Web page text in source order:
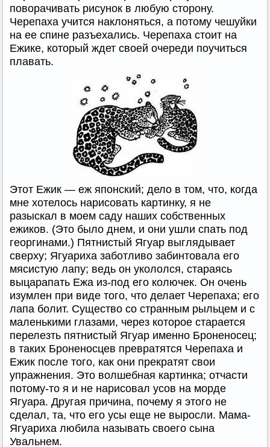
поворачивать рисунок в любую сторону.
Черепаха учится наклоняться, а потому чешуйки
на ее спине разъехались. Черепаха стоит на
Ежике, который ждет своей очереди поучиться
плавать.
Этот Ежик — еж японский; дело в том, что, когда
мне хотелось нарисовать картинку, я не
разыскал в моем саду наших собственных
ежиков. (Это было днем, и они ушли спать под
георгинами.) Пятнистый Ягуар выглядывает
сверху; Ягуариха заботливо забинтовала его
мясистую лапу; ведь он укололся, стараясь
выцарапать Ежа из-под его колючек. Он очень
изумлен при виде того, что делает Черепаха; его
лапа болит. Существо со странным рыльцем и с
маленькими глазами, через которое старается
перелезть пятнистый Ягуар именно Броненосец;
в таких Броненосцев превратятся Черепаха и
Ежик после того, как они прекратят свои
упражнения. Это волшебная картинка; отчасти
потому-то я и не нарисовал усов на морде
Ягуара. Другая причина, почему я этого не
сделал, та, что его усы еще не выросли. Мама-
Ягуариха любила называть своего сына
Увальнем.